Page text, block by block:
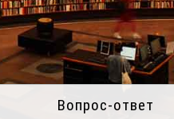
Вопрос-ответ